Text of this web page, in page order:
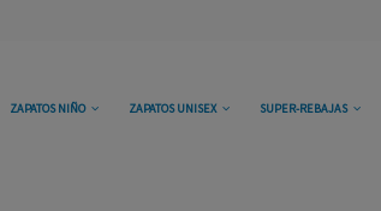
ZAPATOS NIÑO ZAPATOS UNISEX SUPER-REBAJAS